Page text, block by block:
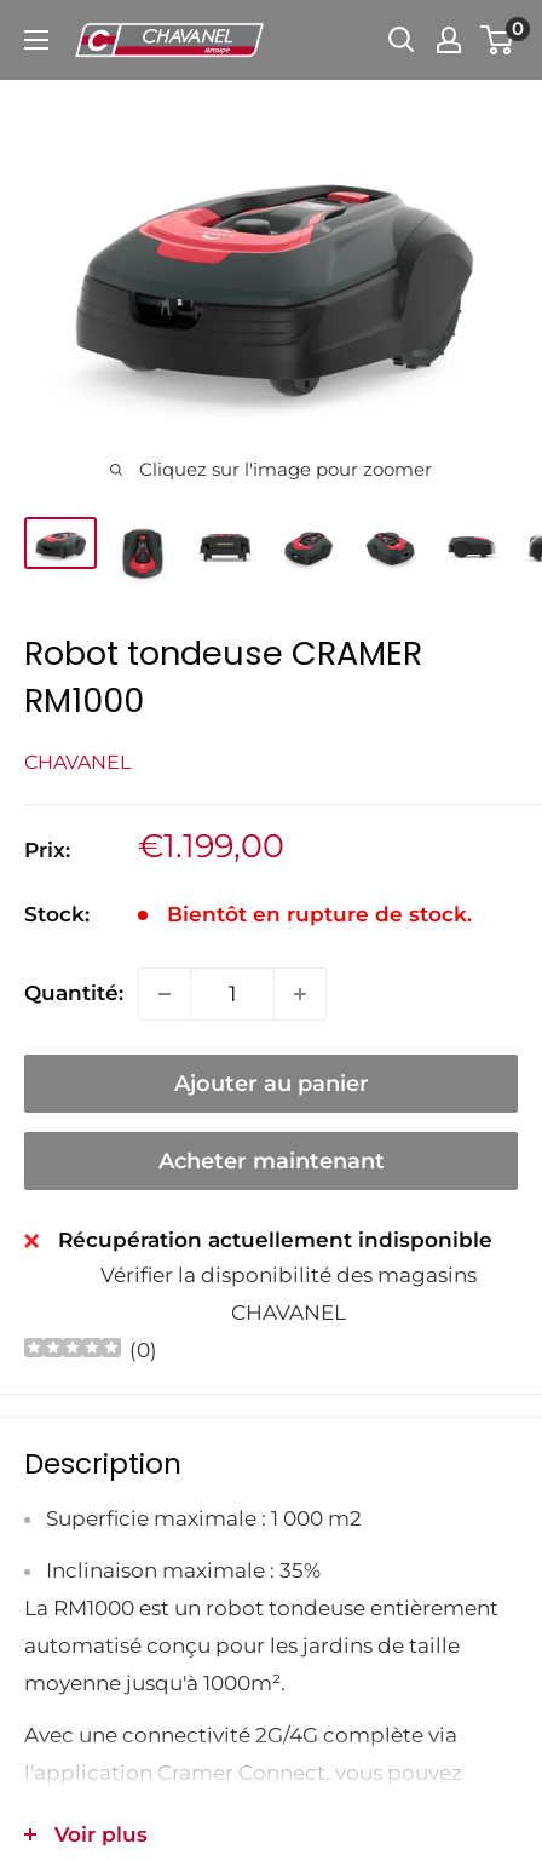
Chavanel.fr 0
Cliquez sur l'image pour zoomer
Robot tondeuse CRAMER
RM1000
CHAVANEL
Prix:
Prix
€1.199,00
Stock: Bientôt en rupture de stock.
Quantité:
Ajouter au panier
Acheter maintenant
Récupération actuellement indisponible
Vérifier la disponibilité des magasins
CHAVANEL
(0)
Description
Superficie maximale : 1 000 m2
Inclinaison maximale : 35%
La RM1000 est un robot tondeuse entièrement
automatisé conçu pour les jardins de taille
moyenne jusqu'à 1000m².
Avec une connectivité 2G/4G complète via
l'application Cramer Connect, vous pouvez
surveiller l'état du robot.
Voir plus